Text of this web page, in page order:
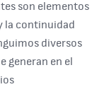
son elementos
la continuidad
diversos
generan en el